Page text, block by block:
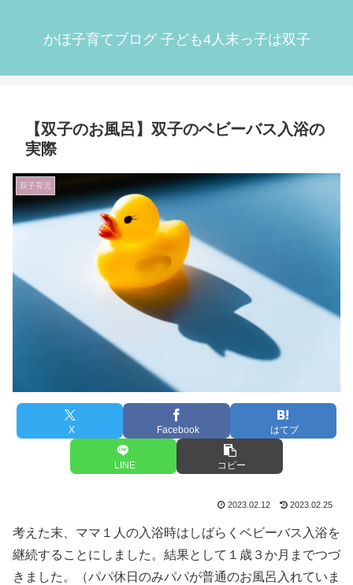
かほ子育てブログ 子ども4人末っ子は双子
【双子のお風呂】双子のベビーバス入浴の
実際
双子育児
X Facebook はてブ
LINE コピー
2023.02.12 2023.02.25
考えた末、ママ１人の入浴時はしばらくベビーバス入浴を
継続することにしました。結果として１歳３か月までつづ
きました。（パパ休日のみパパが普通のお風呂入れていま